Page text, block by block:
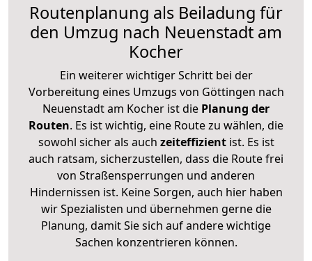
Routenplanung als Beiladung für
den Umzug nach Neuenstadt am
Kocher
Ein weiterer wichtiger Schritt bei der
Vorbereitung eines Umzugs von Göttingen nach
Neuenstadt am Kocher ist die Planung der
Routen. Es ist wichtig, eine Route zu wählen, die
sowohl sicher als auch zeiteffizientist. Es ist
auch ratsam, sicherzustellen, dass die Route frei
von Straßensperrungen und anderen
Hindernissen ist. Keine Sorgen, auch hier haben
wir Spezialisten und übernehmen gerne die
Planung, damit Sie sich auf andere wichtige
Sachen konzentrieren können.